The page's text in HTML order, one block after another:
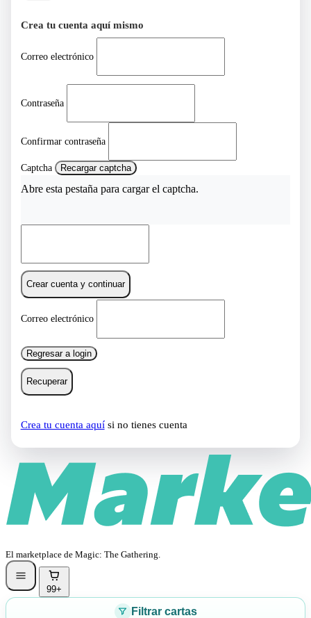
Crea tu cuenta aquí mismo
Correo electrónico
Contraseña
Confirmar contraseña
Captcha Recargar captcha
Abre esta pestaña para cargar el captcha.
Crear cuenta y continuar
Correo electrónico
Regresar a login
Recuperar
Crea tu cuenta aquísi no tienes cuenta
El marketplace de Magic: The Gathering.
99+
Filtrar cartas